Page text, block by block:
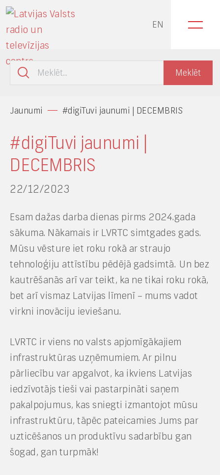
EN
Jaunumi #digiTuvi jaunumi | DECEMBRIS
#digiTuvi jaunumi |
DECEMBRIS
22/12/2023
Esam dažas darba dienas pirms 2024.gada
sākuma. Nākamais ir LVRTC simtgades gads.
Mūsu vēsture iet roku rokā ar straujo
tehnoloģiju attīstību pēdējā gadsimtā. Un bez
kautrēšanās arī var teikt, ka ne tikai roku rokā,
bet arī vismaz Latvijas līmenī – mums vadot
virkni inovāciju ieviešanu.
LVRTC ir viens no valsts apjomīgākajiem
infrastruktūras uzņēmumiem. Ar pilnu
pārliecību var apgalvot, ka ikviens Latvijas
iedzīvotājs tieši vai pastarpināti saņem
pakalpojumus, kas sniegti izmantojot mūsu
infrastruktūru, tāpēc pateicamies Jums par
uzticēšanos un produktīvu sadarbību gan
šogad, gan turpmāk!